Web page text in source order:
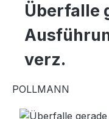
Überfalle
verz.
POLLMANN
Bildergalerie